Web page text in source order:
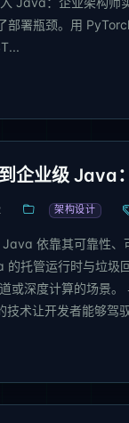
部署瓶颈。用
企业级 Java
架构设计
依靠其可靠性
托管运行时与垃圾
或深度计算的场景
技术让开发者能够驾